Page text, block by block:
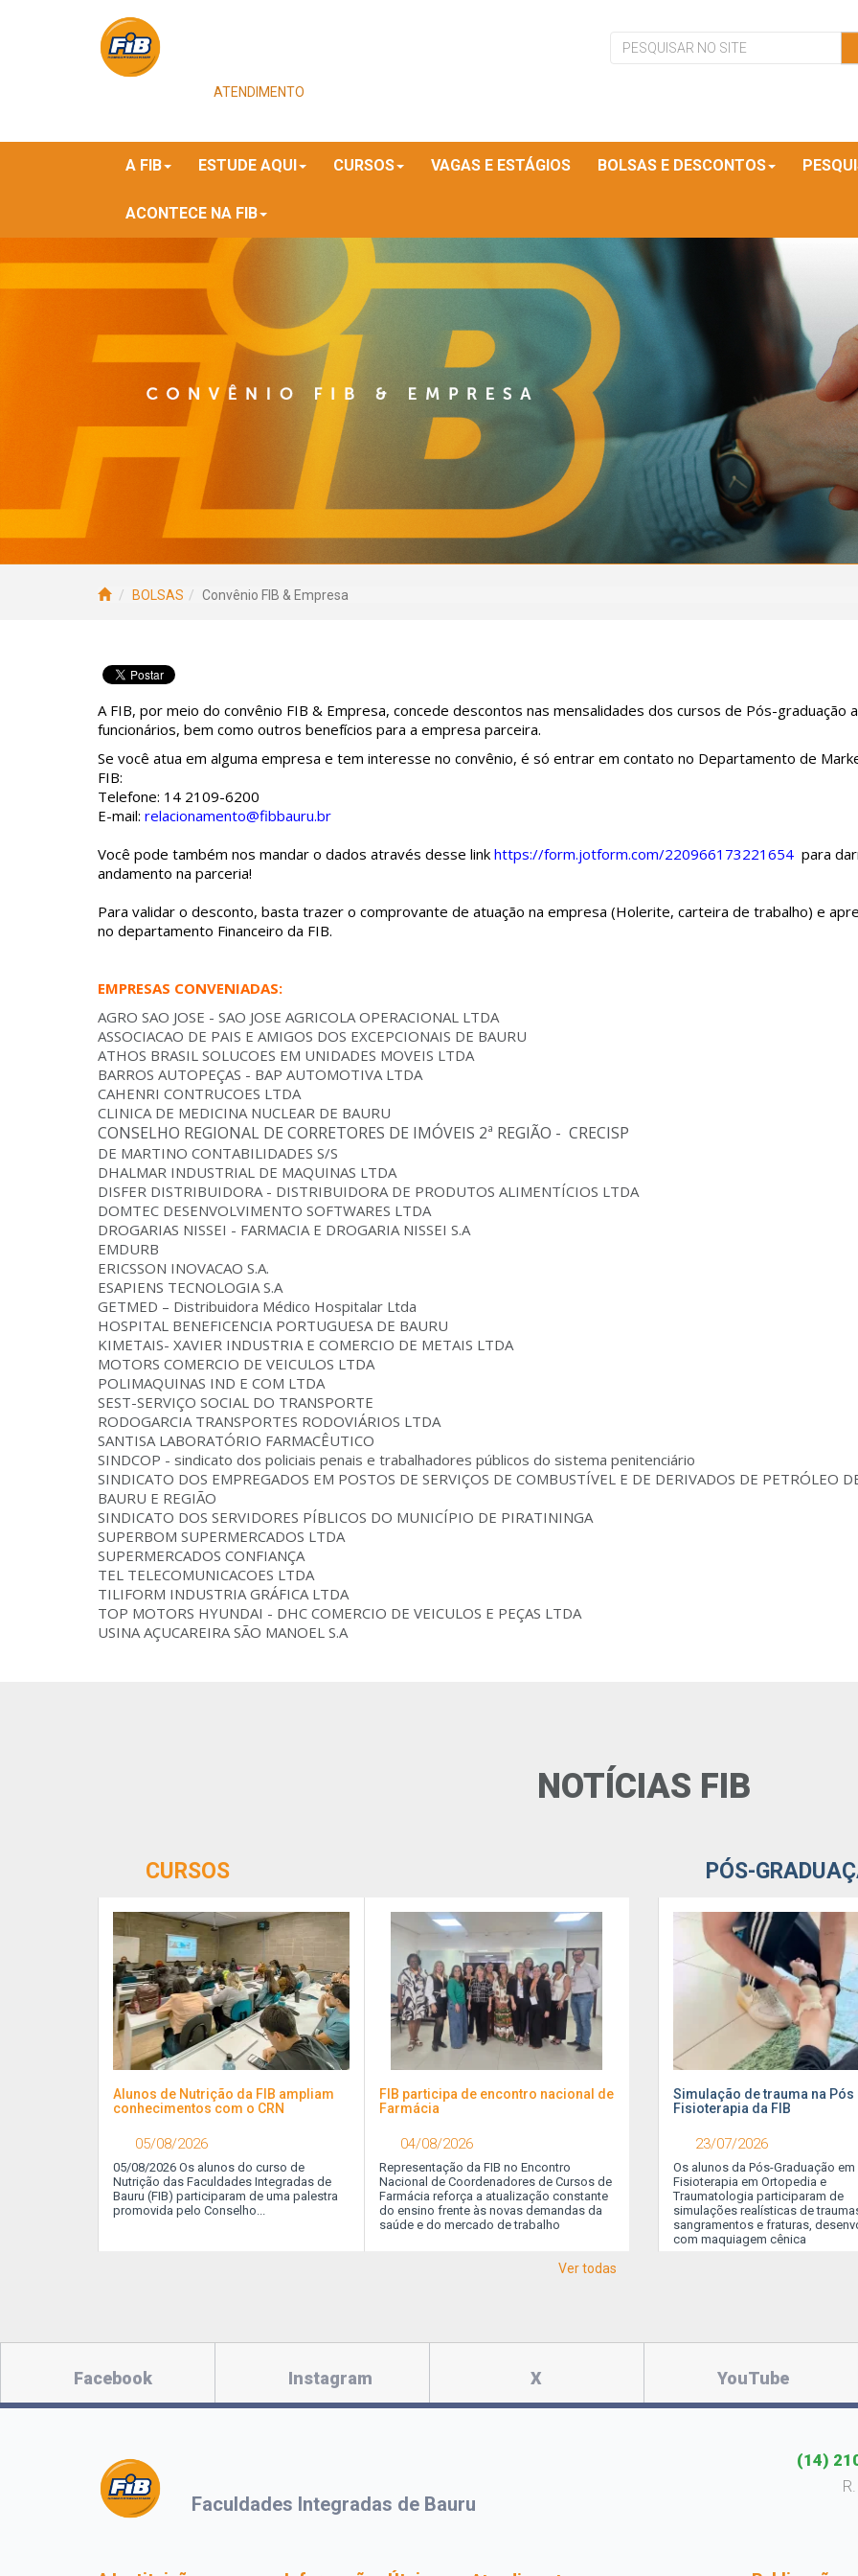
ATENDIMENTO
A FIB ESTUDE AQUI CURSOS VAGAS E ESTÁGIOS BOLSAS E DESCONTOS
ACONTECE NA FIB
BOLSAS Convênio FIB & Empresa
A FIB, por meio do convênio FIB & Empresa, concede descontos nas mensalidades dos cursos de Pós-graduação
funcionários, bem como outros benefícios para a empresa parceira.
Se você atua em alguma empresa e tem interesse no convênio, é só entrar em contato no Departamento de
FIB:
Telefone: 14 2109-6200
E-mail: relacionamento@fibbauru.br
Você pode também nos mandar o dados através desse link https://form.jotform.com/220966173221654 para
andamento na parceria!
Para validar o desconto, basta trazer o comprovante de atuação na empresa (Holerite, carteira de trabalho) e
no departamento Financeiro da FIB.
EMPRESAS CONVENIADAS:
AGRO SAO JOSE - SAO JOSE AGRICOLA OPERACIONAL LTDA
ASSOCIACAO DE PAIS E AMIGOS DOS EXCEPCIONAIS DE BAURU
ATHOS BRASIL SOLUCOES EM UNIDADES MOVEIS LTDA
BARROS AUTOPEÇAS - BAP AUTOMOTIVA LTDA
CAHENRI CONTRUCOES LTDA
CLINICA DE MEDICINA NUCLEAR DE BAURU
CONSELHO REGIONAL DE CORRETORES DE IMÓVEIS 2ª REGIÃO - CRECISP
DE MARTINO CONTABILIDADES S/S
DHALMAR INDUSTRIAL DE MAQUINAS LTDA
DISFER DISTRIBUIDORA - DISTRIBUIDORA DE PRODUTOS ALIMENTÍCIOS LTDA
DOMTEC DESENVOLVIMENTO SOFTWARES LTDA
DROGARIAS NISSEI - FARMACIA E DROGARIA NISSEI S.A
EMDURB
ERICSSON INOVACAO S.A.
ESAPIENS TECNOLOGIA S.A
GETMED – Distribuidora Médico Hospitalar Ltda
HOSPITAL BENEFICENCIA PORTUGUESA DE BAURU
KIMETAIS- XAVIER INDUSTRIA E COMERCIO DE METAIS LTDA
MOTORS COMERCIO DE VEICULOS LTDA
POLIMAQUINAS IND E COM LTDA
SEST-SERVIÇO SOCIAL DO TRANSPORTE
RODOGARCIA TRANSPORTES RODOVIÁRIOS LTDA
SANTISA LABORATÓRIO FARMACÊUTICO
SINDCOP - sindicato dos policiais penais e trabalhadores públicos do sistema penitenciário
SINDICATO DOS EMPREGADOS EM POSTOS DE SERVIÇOS DE COMBUSTÍVEL E DE DERIVADOS DE PETRÓLEO
BAURU E REGIÃO
SINDICATO DOS SERVIDORES PÍBLICOS DO MUNICÍPIO DE PIRATININGA
SUPERBOM SUPERMERCADOS LTDA
SUPERMERCADOS CONFIANÇA
TEL TELECOMUNICACOES LTDA
TILIFORM INDUSTRIA GRÁFICA LTDA
TOP MOTORS HYUNDAI - DHC COMERCIO DE VEICULOS E PEÇAS LTDA
USINA AÇUCAREIRA SÃO MANOEL S.A
NOTÍCIAS FIB
CURSOS
Alunos de Nutrição da FIB ampliam
conhecimentos com o CRN
05/08/2026
05/08/2026 Os alunos do curso de
Nutrição das Faculdades Integradas de
Bauru (FIB) participaram de uma palestra
promovida pelo Conselho...
FIB participa de encontro nacional de
Farmácia
04/08/2026
Representação da FIB no Encontro
Nacional de Coordenadores de Cursos de
Farmácia reforça a atualização constante
do ensino frente às novas demandas da
saúde e do mercado de trabalho
Volta às aulas na FIB: o 2º
letivo começou
03/08/2026
03/08/2026 Ver essa foto no Instagram
Um post compartilhado por...
Ver todas
PÓS-
Habilidade que salva vidas: manobra
de desengasgo infantil...
11/04/2026
Na aula prática da nossa Pós-Graduação
em Fisioterapia Traumato-Ortopédica, os
alunos dominam as manobras de
emergência, garantindo que o
FIB abre vagas para pacientes
modelo em microagulhamento
08/04/2026
As Faculdades Integradas de Bauru (FIB)
estão com vagas abertas para pacientes-
modelo interessados em realizar o
procedimento de...
Simulação de trauma na Pós
Fisioterapia da FIB
23/07/2026
Os alunos da Pós-Graduação em
Fisioterapia em Ortopedia e
Traumatologia participaram de
simulações realísticas de
sangramentos e fraturas,
com maquiagem cênica
Facebook Instagram X YouTube
Faculdades Integradas de Bauru
(14)